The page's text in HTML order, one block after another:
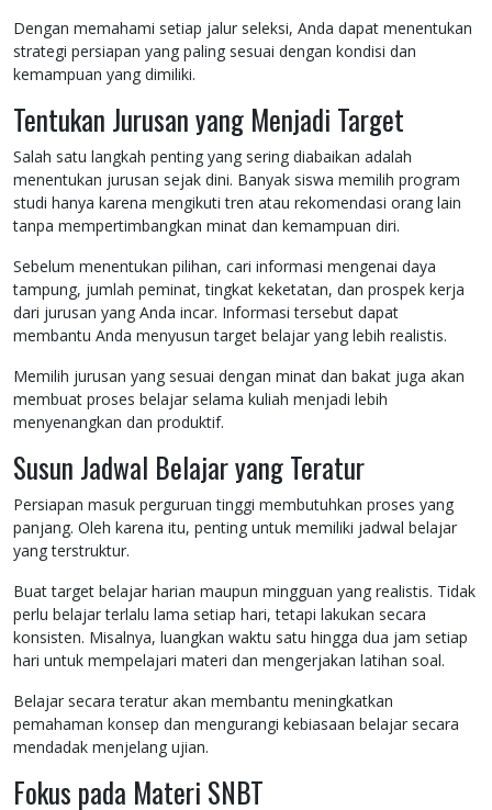
Dengan memahami setiap jalur seleksi, Anda dapat menentukan
strategi persiapan yang paling sesuai dengan kondisi dan
kemampuan yang dimiliki.
Tentukan Jurusan yang Menjadi Target
Salah satu langkah penting yang sering diabaikan adalah
menentukan jurusan sejak dini. Banyak siswa memilih program
studi hanya karena mengikuti tren atau rekomendasi orang lain
tanpa mempertimbangkan minat dan kemampuan diri.
Sebelum menentukan pilihan, cari informasi mengenai daya
tampung, jumlah peminat, tingkat keketatan, dan prospek kerja
dari jurusan yang Anda incar. Informasi tersebut dapat
membantu Anda menyusun target belajar yang lebih realistis.
Memilih jurusan yang sesuai dengan minat dan bakat juga akan
membuat proses belajar selama kuliah menjadi lebih
menyenangkan dan produktif.
Susun Jadwal Belajar yang Teratur
Persiapan masuk perguruan tinggi membutuhkan proses yang
panjang. Oleh karena itu, penting untuk memiliki jadwal belajar
yang terstruktur.
Buat target belajar harian maupun mingguan yang realistis. Tidak
perlu belajar terlalu lama setiap hari, tetapi lakukan secara
konsisten. Misalnya, luangkan waktu satu hingga dua jam setiap
hari untuk mempelajari materi dan mengerjakan latihan soal.
Belajar secara teratur akan membantu meningkatkan
pemahaman konsep dan mengurangi kebiasaan belajar secara
mendadak menjelang ujian.
Fokus pada Materi SNBT